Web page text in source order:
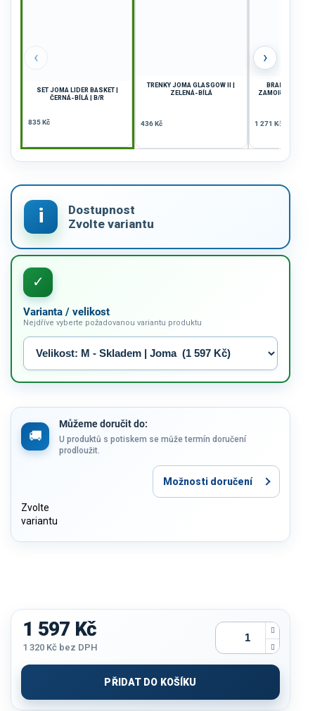
‹
SET JOMA LIDER BASKET |
ČERNÁ-BÍLÁ | B/R
835 Kč
TRENKY JOMA GLASGOW II |
ZELENÁ-BÍLÁ
436 Kč
BRANKÁŘSKÝ
ZAMORA XI |
1 271 Kč
›
Varianta / velikost
Nejdříve vyberte požadovanou variantu produktu
Můžeme doručit do:
Zvolte
variantu
U produktů s potiskem se může termín doručení
prodloužit.
Možnosti doručení
1 597 Kč
1 320 Kč bez DPH
cena:
PŘIDAT DO KOŠÍKU